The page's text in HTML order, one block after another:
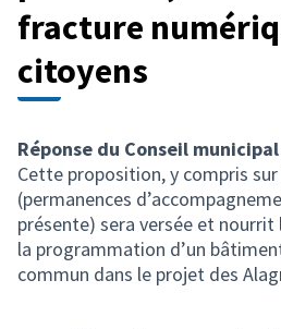
fracture
citoyens
Réponse du Conseil
Cette proposition, y compris
(permanences
présente) sera versée et
la programmation d’un
commun dans le projet des